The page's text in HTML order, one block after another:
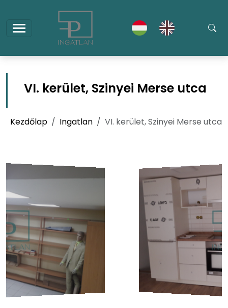
VI. kerület, Szinyei Merse utca
Kezdőlap Ingatlan VI. kerület, Szinyei Merse utca